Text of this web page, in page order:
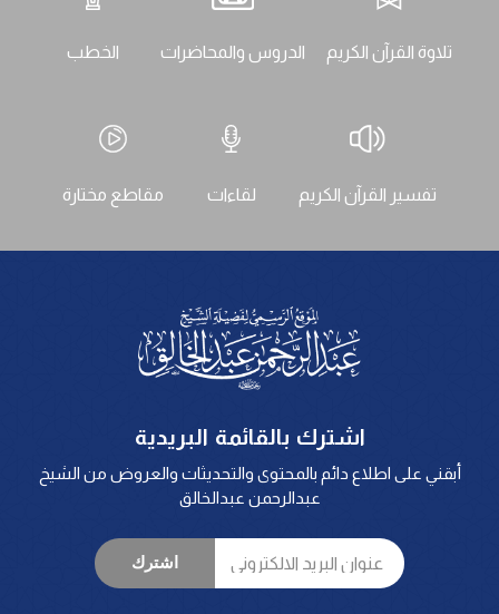
تلاوة القرآن الكريم الدروس والمحاضرات الخطب
تفسير القرآن الكريم لقاءات مقاطع مختارة
اشترك بالقائمة البريدية
أبقني على اطلاع دائم بالمحتوى والتحديثات والعروض من الشيخ
عبدالرحمن عبدالخالق
اشترك